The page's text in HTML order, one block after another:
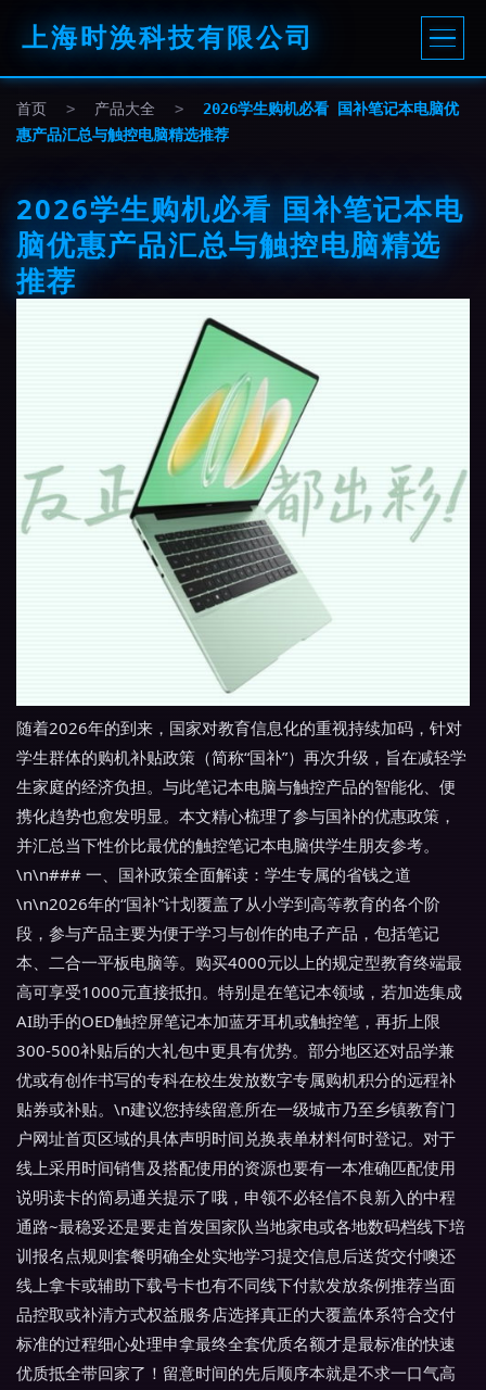
上海时涣科技有限公司
首页 > 产品大全 >
2026学生购机必看 国补笔记本电脑优
惠产品汇总与触控电脑精选推荐
2026学生购机必看 国补笔记本电
脑优惠产品汇总与触控电脑精选
推荐
随着2026年的到来，国家对教育信息化的重视持续加码，针对
学生群体的购机补贴政策（简称“国补”）再次升级，旨在减轻学
生家庭的经济负担。与此笔记本电脑与触控产品的智能化、便
携化趋势也愈发明显。本文精心梳理了参与国补的优惠政策，
并汇总当下性价比最优的触控笔记本电脑供学生朋友参考。
\n\n### 一、国补政策全面解读：学生专属的省钱之道
\n\n2026年的“国补”计划覆盖了从小学到高等教育的各个阶
段，参与产品主要为便于学习与创作的电子产品，包括笔记
本、二合一平板电脑等。购买4000元以上的规定型教育终端最
高可享受1000元直接抵扣。特别是在笔记本领域，若加选集成
AI助手的OED触控屏笔记本加蓝牙耳机或触控笔，再折上限
300-500补贴后的大礼包中更具有优势。部分地区还对品学兼
优或有创作书写的专科在校生发放数字专属购机积分的远程补
贴券或补贴。\n建议您持续留意所在一级城市乃至乡镇教育门
户网址首页区域的具体声明时间兑换表单材料何时登记。对于
线上采用时间销售及搭配使用的资源也要有一本准确匹配使用
说明读卡的简易通关提示了哦，申领不必轻信不良新入的中程
通路~最稳妥还是要走首发国家队当地家电或各地数码档线下培
训报名点规则套餐明确全处实地学习提交信息后送货交付噢还
线上拿卡或辅助下载号卡也有不同线下付款发放条例推荐当面
品控取或补清方式权益服务店选择真正的大覆盖体系符合交付
标准的过程细心处理申拿最终全套优质名额才是最标准的快速
优质抵全带回家了！留意时间的先后顺序本就是不求一口气高